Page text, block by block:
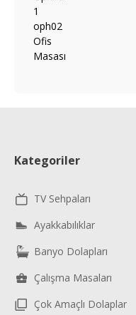
Kategoriler
TV Sehpaları
Ayakkabılıklar
Banyo Dolapları
Çalışma Masaları
Çok Amaçlı Dolaplar